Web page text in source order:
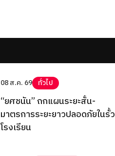
08 ส.ค. 69 ทั่วไป
“ยศชนัน” ถกแผนระยะสั้น-
มาตรการระยะยาวปลอดภัยในรั้ว
โรงเรียน